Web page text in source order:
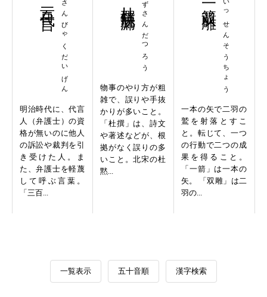
さんびゃくだいげん
明治時代に、代言
人（弁護士）の資
格が無いのに他人
の訴訟や裁判を引
き受けた人。ま
た、弁護士を軽蔑
して呼ぶ言葉。
「三百...
ずさんだつろう
物事のやり方が粗
雑で、誤りや手抜
かりが多いこと。
「杜撰」は、詩文
や著述などが、根
拠がなく誤りの多
いこと。北宋の杜
黙...
いっせんそうちょう
一本の矢で二羽の
鷲を射落とすこ
と。転じて、一つ
の行動で二つの成
果を得ること。
「一箭」は一本の
矢。 「双雕」は二
羽の...
一覧表示 五十音順 漢字検索